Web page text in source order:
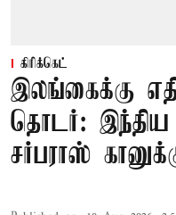
கிரிக்கெட்
இலங்கைக்கு
தொடர்: இந்திய
சர்பராஸ்